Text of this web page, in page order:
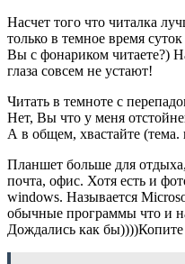
Насчет того что читалка
только в темное время
Вы с фонариком читаете?)
глаза совсем не устают!
Читать в темноте с
Нет, Вы что у меня
А в общем, хвастайте (тема.
Планшет больше для
почта, офис. Хотя есть и
windows. Называется
обычные программы что и
Дождались как бы))))Копите